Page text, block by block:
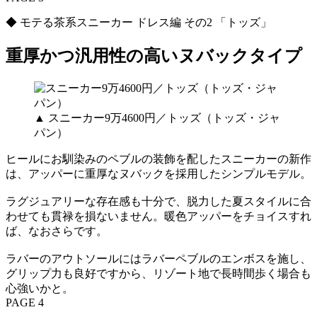
◆ モテる茶系スニーカー ドレス編 その2 「トッズ」
重厚かつ汎用性の高いヌバックタイプ
▲ スニーカー9万4600円／トッズ（トッズ・ジャ
パン）
ヒールにお馴染みのペブルの装飾を配したスニーカーの新作
は、アッパーに重厚なヌバックを採用したシンプルモデル。
ラグジュアリーな存在感も十分で、脱力した夏スタイルに合
わせても貫禄を損ないません。暖色アッパーをチョイスすれ
ば、なおさらです。
ラバーのアウトソールにはラバーペブルのエンボスを施し、
グリップ力も良好ですから、リゾート地で長時間歩く場合も
心強いかと。
PAGE 4